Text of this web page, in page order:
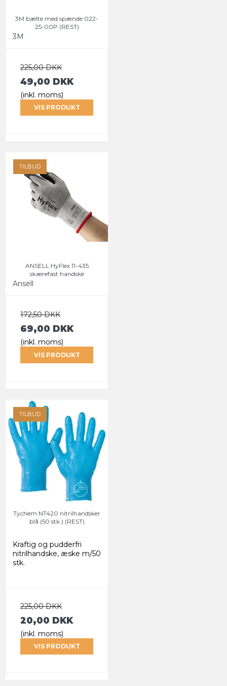
3M bælte med spænde 022-
25-00P (REST)
3M
225,00 DKK
49,00 DKK
(inkl. moms)
VIS PRODUKT
TILBUD
ANSELL HyFlex 11-435
skærefast handske
Ansell
172,50 DKK
69,00 DKK
(inkl. moms)
VIS PRODUKT
TILBUD
Tychem NT420 nitrilhandsker
blå (50 stk.) (REST)
Kraftig og pudderfri
nitrilhandske, æske m/50
stk.
225,00 DKK
20,00 DKK
(inkl. moms)
VIS PRODUKT